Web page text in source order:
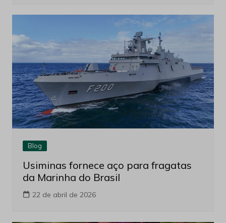
Blog
Usiminas fornece aço para fragatas
da Marinha do Brasil
22 de abril de 2026